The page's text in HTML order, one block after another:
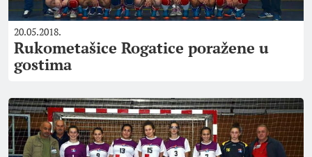
20.05.2018.
Rukometašice Rogatice poražene u
gostima